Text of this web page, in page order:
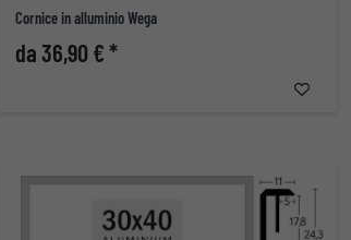
Cornice in alluminio Wega
da 36,90 € *